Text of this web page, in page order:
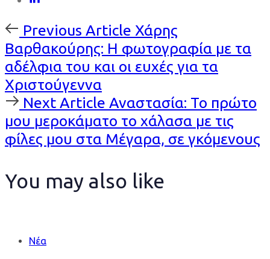
Previous
Article
Previous Article Χάρης
Βαρθακούρης: Η φωτογραφία με τα
αδέλφια του και οι ευχές για τα
Χριστούγεννα
Next
Article
Next Article Αναστασία: Το πρώτο
μου μεροκάματο το χάλασα με τις
φίλες μου στα Μέγαρα, σε γκόμενους
You may also like
Νέα